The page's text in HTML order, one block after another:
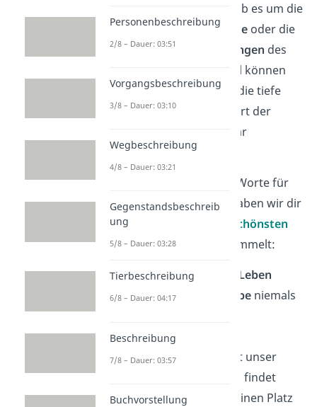
Geborgenheit — egal, ob es um die
kleinenAlltagsmomenteoder die
großenHerausforderungen des
Lebens geht. Manchmal können
inspirierende Sprüche
die tiefe
Bedeutung und den Wert der
Familie dabei wunderbar
einfangen.
Damit du die richtigen Worte für
deine Familie findest, haben wir dir
hier unsere
Top 5 der schönsten
Familien Sprüche
gesammelt:
„Familie ist, wo das
Leben
beginnt und die
Liebeniemals
„In der Familie fängt unser
an und findet
unserHerz
immer einen Platz
Personenbeschreibung
2/8 – Dauer: 03:51
Vorgangsbeschreibung
3/8 – Dauer: 03:10
Wegbeschreibung
4/8 – Dauer: 03:21
Gegenstandsbeschreib
ung
5/8 – Dauer: 03:28
Tierbeschreibung
6/8 – Dauer: 04:17
Beschreibung
7/8 – Dauer: 03:57
Buchvorstellung